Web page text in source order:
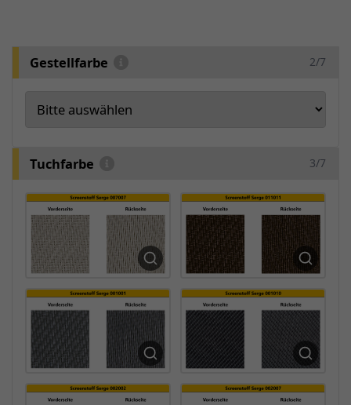
Gestellfarbe 2/7
Tuchfarbe 3/7